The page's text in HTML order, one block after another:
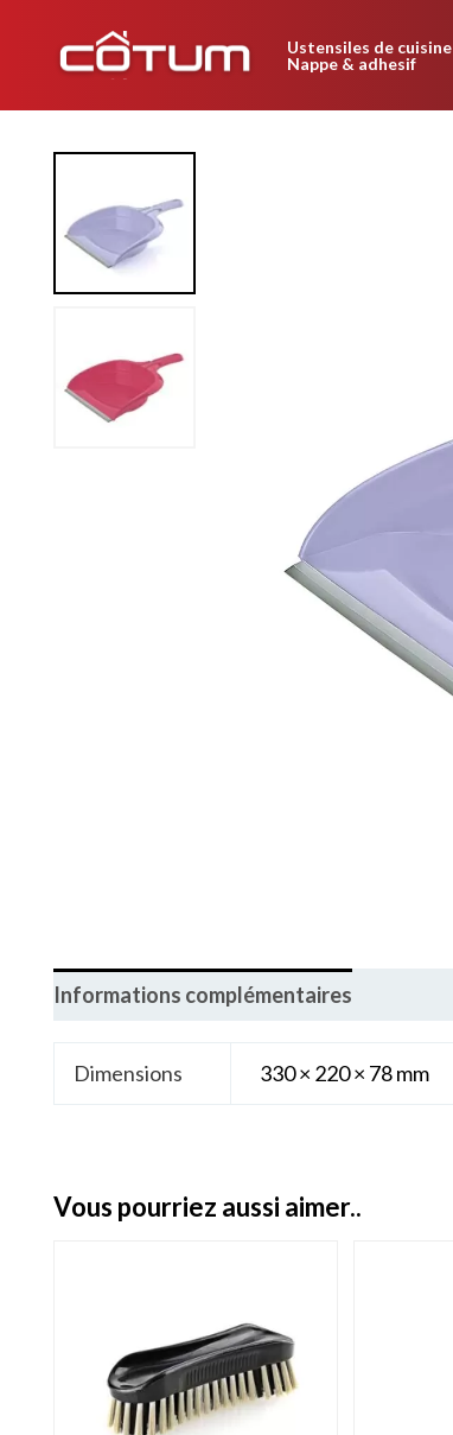
Ustensiles de cuisine
Nappe & adhesif
Informations complémentaires
Dimensions 330 × 220 × 78 mm
vous pourriez aussi aimer..